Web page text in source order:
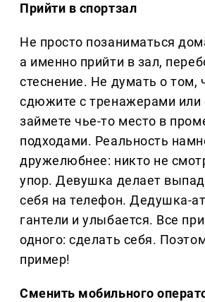
Прийти в спортзал
Не просто позаниматься
а именно прийти в зал,
стеснение. Не думать о том,
сдюжите с тренажерами или
займете чье-то место в
подходами. Реальность
дружелюбнее: никто не
упор. Девушка делает
себя на телефон. Дедушка-
гантели и улыбается. Все
одного: сделать себя.
пример!
Сменить мобильного